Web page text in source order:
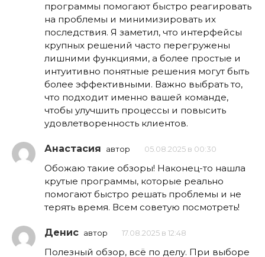
программы помогают быстро реагировать
на проблемы и минимизировать их
последствия. Я заметил, что интерфейсы
крупных решений часто перегружены
лишними функциями, а более простые и
интуитивно понятные решения могут быть
более эффективными. Важно выбрать то,
что подходит именно вашей команде,
чтобы улучшить процессы и повысить
удовлетворенность клиентов.
Анастасия автор 05.08.2025 в 00:30
Обожаю такие обзоры! Наконец-то нашла
крутые программы, которые реально
помогают быстро решать проблемы и не
терять время. Всем советую посмотреть!
Денис автор 17.08.2025 в 12:48
Полезный обзор, всё по делу. При выборе